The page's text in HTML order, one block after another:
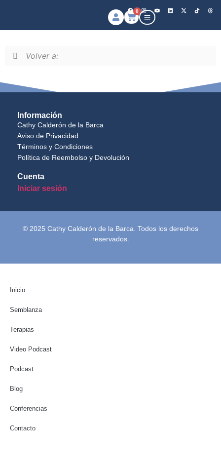
0
Volver a:
Información
Cathy Calderón de la Barca
Aviso de Privacidad
Términos y Condiciones
Política de Reembolso y Devolución
Cuenta
Iniciar sesión
© 2025 Cathy Calderón de la Barca. Todos los derechos
reservados.
Inicio
Semblanza
Terapias
Video Podcast
Podcast
Blog
Conferencias
Contacto